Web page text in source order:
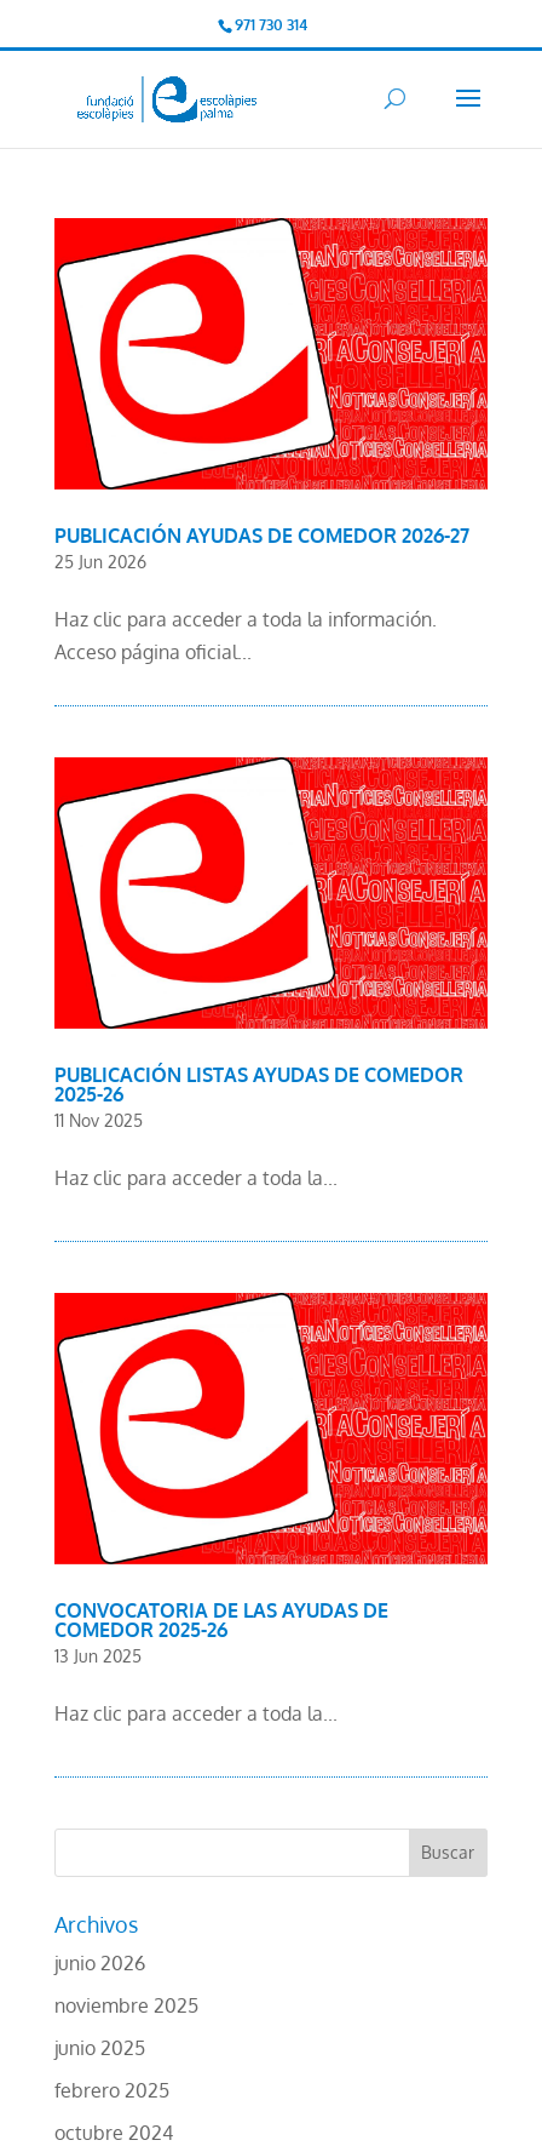
971 730 314
PUBLICACIÓN AYUDAS DE COMEDOR 2026-27
25 Jun 2026
Haz clic para acceder a toda la información.
Acceso página oficial...
PUBLICACIÓN LISTAS AYUDAS DE COMEDOR
2025-26
11 Nov 2025
Haz clic para acceder a toda la...
CONVOCATORIA DE LAS AYUDAS DE
COMEDOR 2025-26
13 Jun 2025
Haz clic para acceder a toda la...
Archivos
junio 2026
noviembre 2025
junio 2025
febrero 2025
octubre 2024